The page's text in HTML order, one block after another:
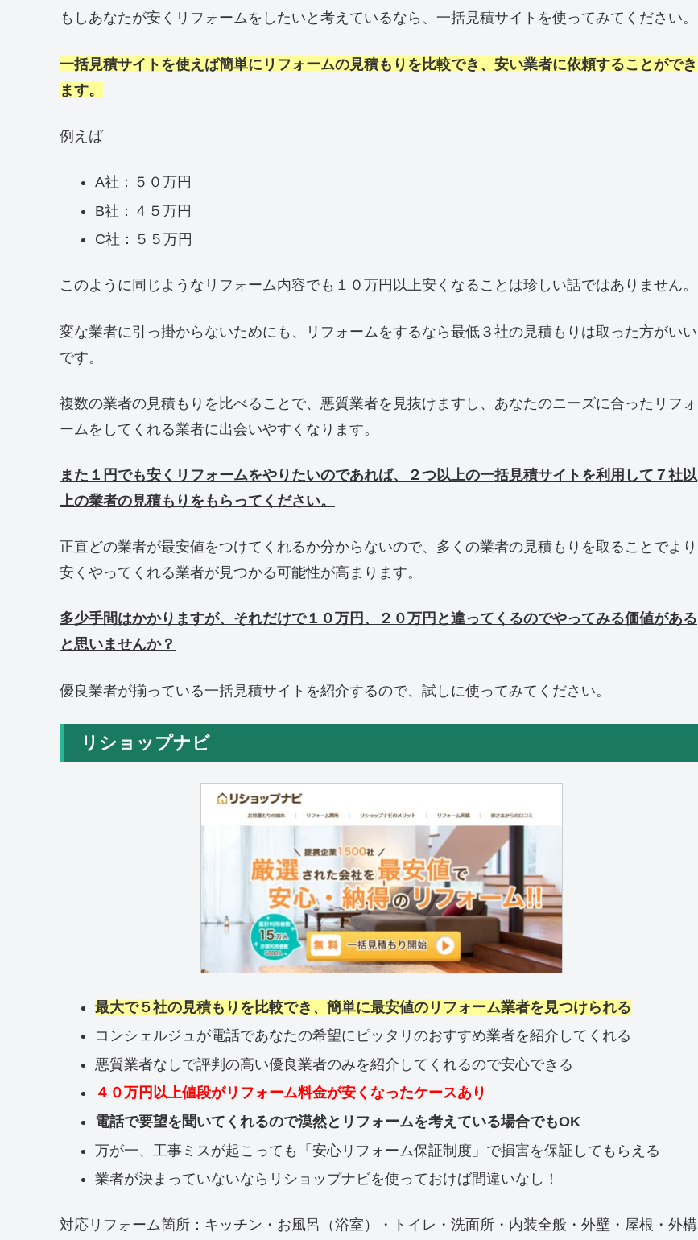
もしあなたが安くリフォームをしたいと考えているなら、一括見積サイトを使ってみてください。
一括見積サイトを使えば簡単にリフォームの見積もりを比較でき、安い業者に依頼することができ
ます。
例えば
A社：５０万円
B社：４５万円
C社：５５万円
このように同じようなリフォーム内容でも１０万円以上安くなることは珍しい話ではありません。
変な業者に引っ掛からないためにも、リフォームをするなら最低３社の見積もりは取った方がいい
です。
複数の業者の見積もりを比べることで、悪質業者を見抜けますし、あなたのニーズに合ったリフォ
ームをしてくれる業者に出会いやすくなります。
また１円でも安くリフォームをやりたいのであれば、２つ以上の一括見積サイトを利用して７社以
上の業者の見積もりをもらってください。
正直どの業者が最安値をつけてくれるか分からないので、多くの業者の見積もりを取ることでより
安くやってくれる業者が見つかる可能性が高まります。
多少手間はかかりますが、それだけで１０万円、２０万円と違ってくるのでやってみる価値がある
と思いませんか？
優良業者が揃っている一括見積サイトを紹介するので、試しに使ってみてください。
リショップナビ
最大で５社の見積もりを比較でき、簡単に最安値のリフォーム業者を見つけられる
コンシェルジュが電話であなたの希望にピッタリのおすすめ業者を紹介してくれる
悪質業者なしで評判の高い優良業者のみを紹介してくれるので安心できる
４０万円以上値段がリフォーム料金が安くなったケースあり
電話で要望を聞いてくれるので漠然とリフォームを考えている場合でもOK
万が一、工事ミスが起こっても「安心リフォーム保証制度」で損害を保証してもらえる
業者が決まっていないならリショップナビを使っておけば間違いなし！
対応リフォーム箇所：キッチン・お風呂（浴室）・トイレ・洗面所・内装全般・外壁・屋根・外構